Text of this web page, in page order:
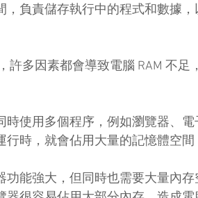
負責儲存執行中的程式和數據，
許多因素都會導致電腦 RAM 不足
時使用多個程序，例如瀏覽器、
時，就會佔用大量的記憶體空
能強大，但同時也需要大量內